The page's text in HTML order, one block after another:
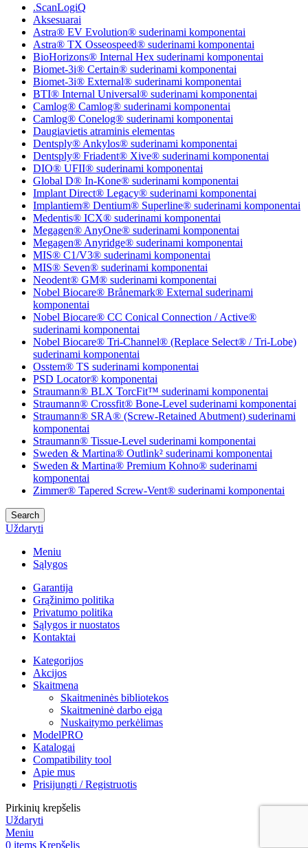
.ScanLogiQ
Aksesuarai
Astra® EV Evolution® suderinami komponentai
Astra® TX Osseospeed® suderinami komponentai
BioHorizons® Internal Hex suderinami komponentai
Biomet-3i® Certain® suderinami komponentai
Biomet-3i® External® suderinami komponentai
BTI® Internal Universal® suderinami komponentai
Camlog® Camlog® suderinami komponentai
Camlog® Conelog® suderinami komponentai
Daugiavietis atraminis elementas
Dentsply® Ankylos® suderinami komponentai
Dentsply® Friadent® Xive® suderinami komponentai
DIO® UFII® suderinami komponentai
Global D® In-Kone® suderinami komponentai
Implant Direct® Legacy® suderinami komponentai
Implantiem® Dentium® Superline® suderinami komponentai
Medentis® ICX® suderinami komponentai
Megagen® AnyOne® suderinami komponentai
Megagen® Anyridge® suderinami komponentai
MIS® C1/V3® suderinami komponentai
MIS® Seven® suderinami komponentai
Neodent® GM® suderinami komponentai
Nobel Biocare® Brånemark® External suderinami
komponentai
Nobel Biocare® CC Conical Connection / Active®
suderinami komponentai
Nobel Biocare® Tri-Channel® (Replace Select® / Tri-Lobe)
suderinami komponentai
Osstem® TS suderinami komponentai
PSD Locator® komponentai
Straumann® BLX TorcFit™ suderinami komponentai
Straumann® Crossfit® Bone-Level suderinami komponentai
Straumann® SRA® (Screw-Retained Abutment) suderinami
komponentai
Straumann® Tissue-Level suderinami komponentai
Sweden & Martina® Outlink² suderinami komponentai
Sweden & Martina® Premium Kohno® suderinami
komponentai
Zimmer® Tapered Screw-Vent® suderinami komponentai
Search
Uždaryti
Meniu
Sąlygos
Garantija
Grąžinimo politika
Privatumo politika
Sąlygos ir nuostatos
Kontaktai
Kategorijos
Akcijos
Skaitmena
Skaitmeninės bibliotekos
Skaitmeninė darbo eiga
Nuskaitymo perkėlimas
ModelPRO
Katalogai
Compatibility tool
Apie mus
Prisijungti / Registruotis
Pirkinių krepšelis
Uždaryti
Meniu
0 items Krepšelis